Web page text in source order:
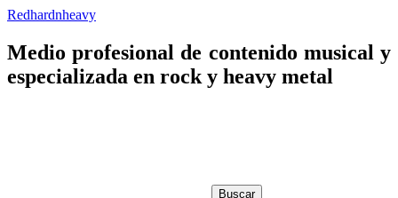
Redhardnheavy
Medio profesional de contenido musical y
especializada en rock y heavy metal